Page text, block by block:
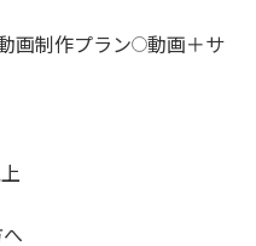
画制作プラン 動画＋サ